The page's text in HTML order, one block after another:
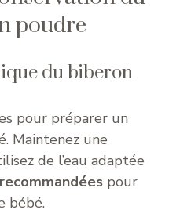
poudre
du biberon
pour préparer un
Maintenez une
de l’eau adaptée
pour
bébé.